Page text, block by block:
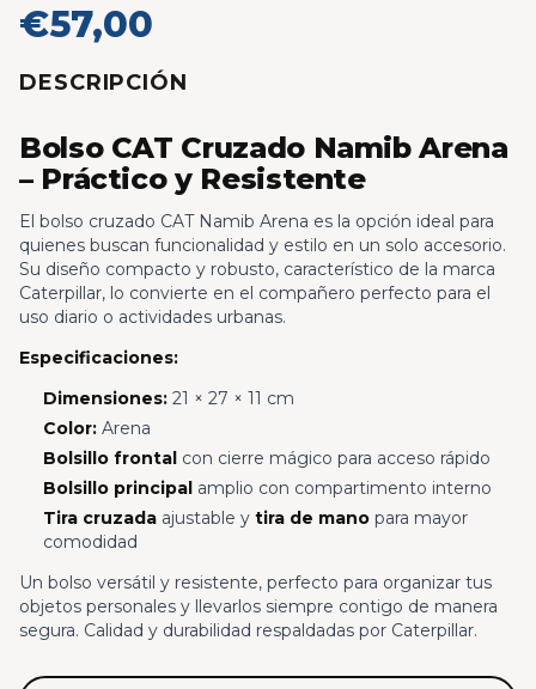
€57,00
DESCRIPCIÓN
Bolso CAT Cruzado Namib Arena
– Práctico y Resistente
El bolso cruzado CAT Namib Arena es la opción ideal para
quienes buscan funcionalidad y estilo en un solo accesorio.
Su diseño compacto y robusto, característico de la marca
Caterpillar, lo convierte en el compañero perfecto para el
uso diario o actividades urbanas.
Especificaciones:
Dimensiones:21 × 27 × 11 cm
Color:Arena
Bolsillo frontalcon cierre mágico para acceso rápido
Bolsillo principalamplio con compartimento interno
Tira cruzadaajustable ytira de manopara mayor
comodidad
Un bolso versátil y resistente, perfecto para organizar tus
objetos personales y llevarlos siempre contigo de manera
segura. Calidad y durabilidad respaldadas por Caterpillar.